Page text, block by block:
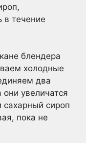
течение
блендера
холодные
два
они увеличатся
сироп
пока не